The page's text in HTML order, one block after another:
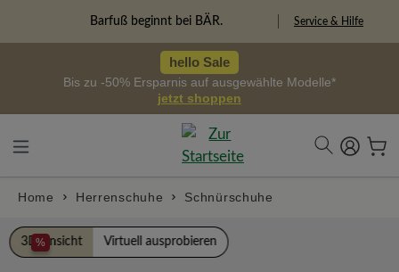
Freiheitspioniere Service & Hilfe
hello Sale
Bis zu -50% Ersparnis auf ausgewählte Modelle*
jetzt shoppen
Home Herrenschuhe Schnürschuhe
%
Bildergalerie überspringen
3D Ansicht Virtuell ausprobieren